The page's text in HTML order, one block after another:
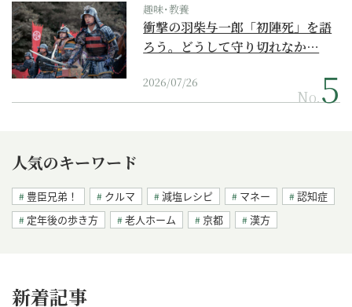
趣味･教養
衝撃の羽柴与一郎「初陣死」を語
ろう。どうして守り切れなか…
2026/07/26
No.
人気のキーワード
豊臣兄弟！ クルマ 減塩レシピ マネー
認知症
定年後の歩き方
老人ホーム 京都 漢方
新着記事